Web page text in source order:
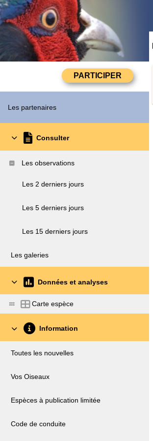
Les partenaires
Consulter
Les observations
Les 2 derniers jours
Les 5 derniers jours
Les 15 derniers jours
Les galeries
Données et analyses
Carte espèce
Information
Toutes les nouvelles
Vos Oiseaux
Espèces à publication limitée
Code de conduite